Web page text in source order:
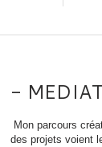
-
Mon parcours
des projets voient